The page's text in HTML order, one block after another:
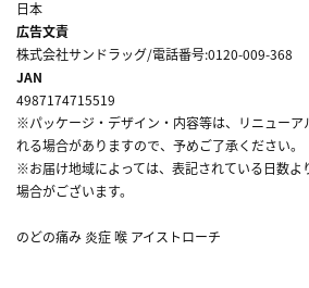
日本
広告文責
株式会社サンドラッグ/電話番号:0120-009-368
JAN
4987174715519
※パッケージ・デザイン・内容等は、リニューア
れる場合がありますので、予めご了承ください。
※お届け地域によっては、表記されている日数よ
場合がございます。
のどの痛み 炎症 喉 アイストローチ